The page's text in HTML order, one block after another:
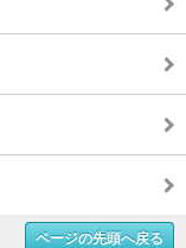
ページの先頭へ戻る